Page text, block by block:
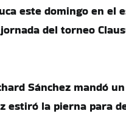
este domingo en el
del torneo
Sánchez mandó
estiró la pierna para